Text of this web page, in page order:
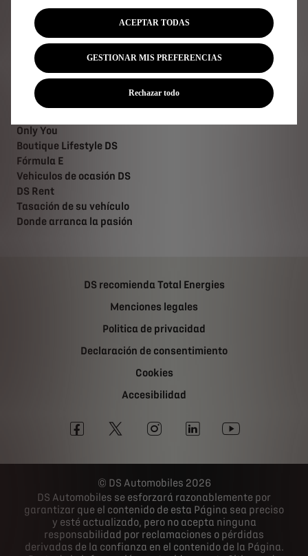
Accesorios DS
Forfaits mantenimiento DS
Buscar una pieza de recambio
Campañas de recuperación
Descubra
Only You
Boutique Lifestyle DS
Fórmula E
Vehiculos de ocasión DS
DS Rent
Tasación de su vehículo
Donde arranca la pasión
DS recomienda Total Energies
Menciones legales
Politica de privacidad
Declaración de consentimiento
Cookies
Accesibilidad
DS Automobiles 2026
DS Automobiles se esforzará razonablemente por
garantizar que el contenido de esta Página sea preciso
y esté actualizado, pero no acepta ninguna
responsabilidad por reclamaciones o pérdidas
derivadas de la confianza en el contenido de la Página.
GESTIONAR MIS PREFERENCIAS
ACEPTAR TODAS
Rechazar todo